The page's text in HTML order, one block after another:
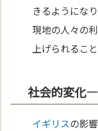
きるようにな
現地の人々の
上げられること
社会的変化
イギリスの影